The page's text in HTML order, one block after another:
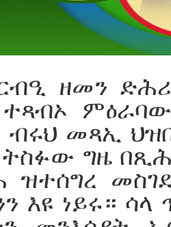
ዘመን
መጻኢ
ግዜ
ዝተሰግረ
እዩ ነይሩ።